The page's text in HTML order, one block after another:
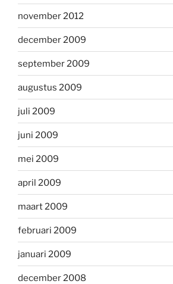
november 2012
december 2009
september 2009
augustus 2009
juli 2009
juni 2009
mei 2009
april 2009
maart 2009
februari 2009
januari 2009
december 2008